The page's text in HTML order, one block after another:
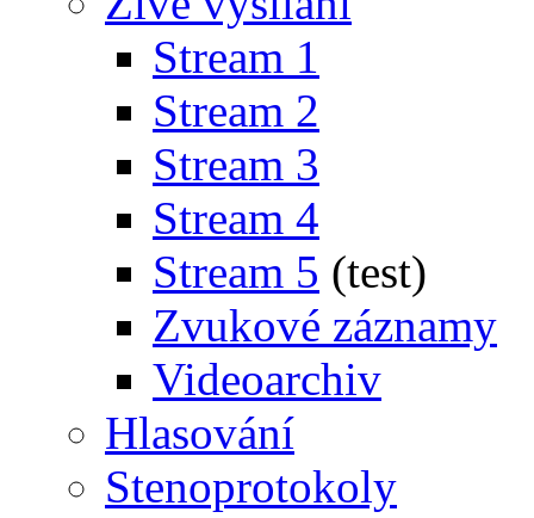
Stream 1
Stream 2
Stream 3
Stream 4
Stream 5 (test)
Zvukové záznamy
Videoarchiv
Hlasování
Stenoprotokoly